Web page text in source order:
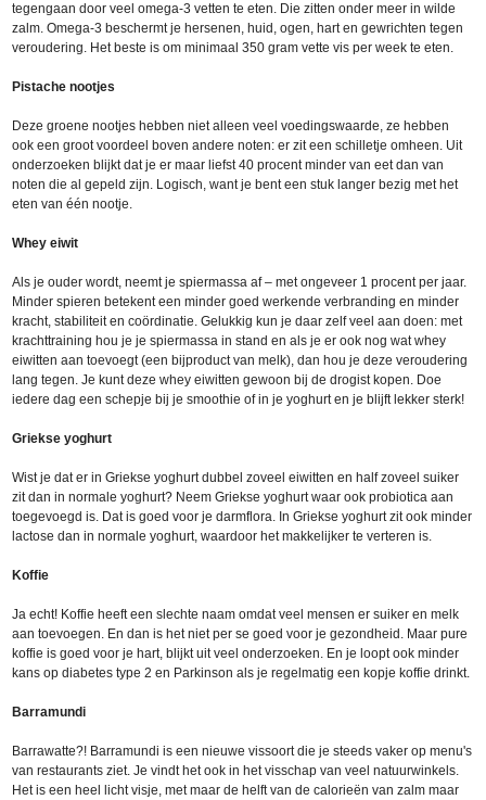
tegengaan door veel omega-3 vetten te eten. Die zitten onder meer in wilde
zalm. Omega-3 beschermt je hersenen, huid, ogen, hart en gewrichten tegen
veroudering. Het beste is om minimaal 350 gram vette vis per week te eten.
Pistache nootjes
Deze groene nootjes hebben niet alleen veel voedingswaarde, ze hebben
ook een groot voordeel boven andere noten: er zit een schilletje omheen. Uit
onderzoeken blijkt dat je er maar liefst 40 procent minder van eet dan van
noten die al gepeld zijn. Logisch, want je bent een stuk langer bezig met het
eten van één nootje.
Whey eiwit
Als je ouder wordt, neemt je spiermassa af – met ongeveer 1 procent per jaar.
Minder spieren betekent een minder goed werkende verbranding en minder
kracht, stabiliteit en coördinatie. Gelukkig kun je daar zelf veel aan doen: met
krachttraining hou je je spiermassa in stand en als je er ook nog wat whey
eiwitten aan toevoegt (een bijproduct van melk), dan hou je deze veroudering
lang tegen. Je kunt deze whey eiwitten gewoon bij de drogist kopen. Doe
iedere dag een schepje bij je smoothie of in je yoghurt en je blijft lekker sterk!
Griekse yoghurt
Wist je dat er in Griekse yoghurt dubbel zoveel eiwitten en half zoveel suiker
zit dan in normale yoghurt? Neem Griekse yoghurt waar ook probiotica aan
toegevoegd is. Dat is goed voor je darmflora. In Griekse yoghurt zit ook minder
lactose dan in normale yoghurt, waardoor het makkelijker te verteren is.
Koffie
Ja echt! Koffie heeft een slechte naam omdat veel mensen er suiker en melk
aan toevoegen. En dan is het niet per se goed voor je gezondheid. Maar pure
koffie is goed voor je hart, blijkt uit veel onderzoeken. En je loopt ook minder
kans op diabetes type 2 en Parkinson als je regelmatig een kopje koffie drinkt.
Barramundi
Barrawatte?! Barramundi is een nieuwe vissoort die je steeds vaker op menu's
van restaurants ziet. Je vindt het ook in het visschap van veel natuurwinkels.
Het is een heel licht visje, met maar de helft van de calorieën van zalm maar